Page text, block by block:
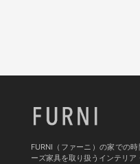
FURNI（ファーニ）の家での
ーズ家具を取り扱うインテリア